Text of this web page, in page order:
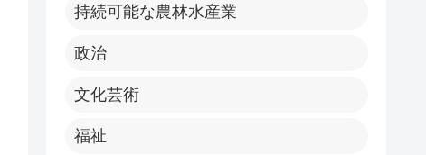
持続可能な農林水産業
政治
文化芸術
福祉